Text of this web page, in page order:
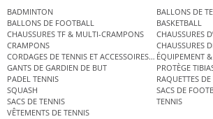
BADMINTON
BALLONS DE
BALLONS DE FOOTBALL
BASKETBALL
CHAUSSURES TF & MULTI-CRAMPONS
CHAUSSURES
CRAMPONS
CHAUSSURES
CORDAGES DE TENNIS ET ACCESSOIRES DE TENNIS
ÉQUIPEMENT
GANTS DE GARDIEN DE BUT
PROTÈGE
PADEL TENNIS
RAQUETTES
SQUASH
SACS DE
SACS DE TENNIS
TENNIS
VÊTEMENTS DE TENNIS